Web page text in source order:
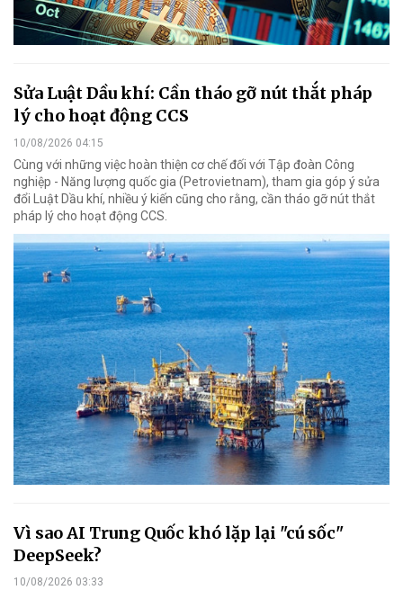
Sửa Luật Dầu khí: Cần tháo gỡ nút thắt pháp
lý cho hoạt động CCS
10/08/2026 04:15
Cùng với những việc hoàn thiện cơ chế đối với Tập đoàn Công
nghiệp - Năng lượng quốc gia (Petrovietnam), tham gia góp ý sửa
đổi Luật Dầu khí, nhiều ý kiến cũng cho rằng, cần tháo gỡ nút thắt
pháp lý cho hoạt động CCS.
Vì sao AI Trung Quốc khó lặp lại "cú sốc"
DeepSeek?
10/08/2026 03:33